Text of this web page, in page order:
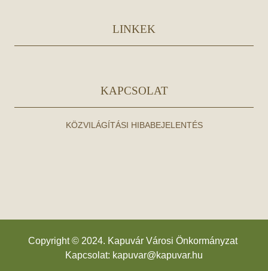
LINKEK
KAPCSOLAT
KÖZVILÁGÍTÁSI HIBABEJELENTÉS
Copyright © 2024. Kapuvár Városi Önkormányzat
Kapcsolat: kapuvar@kapuvar.hu